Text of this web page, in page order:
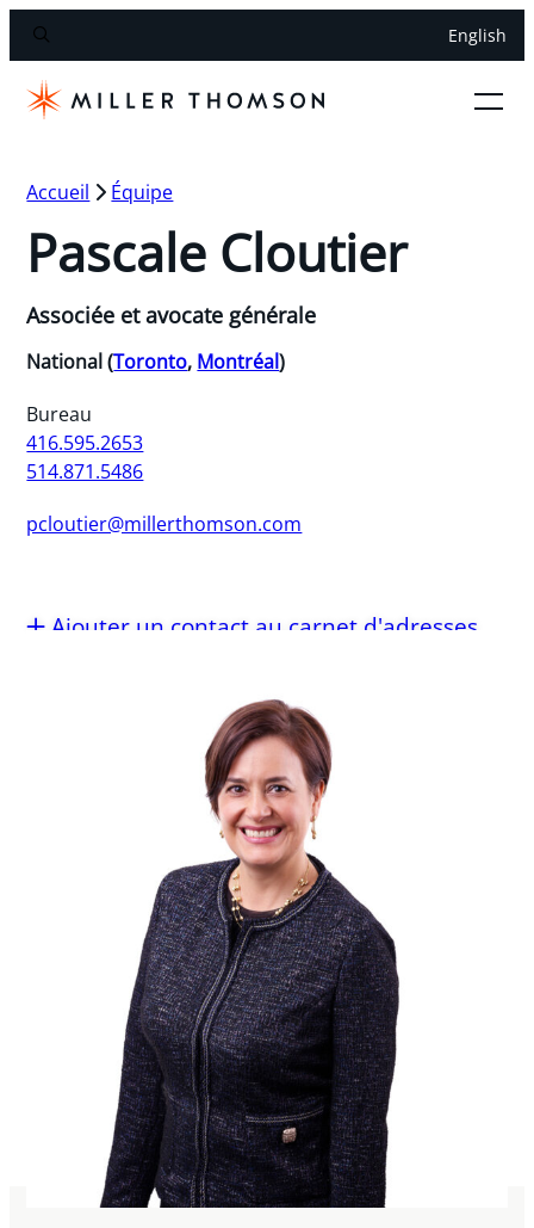
English
Accueil Équipe
Pascale Cloutier
Associée et avocate générale
National (Toronto, Montréal)
Bureau
416.595.2653
514.871.5486
pcloutier@millerthomson.com
Ajouter un contact au carnet d'adresses